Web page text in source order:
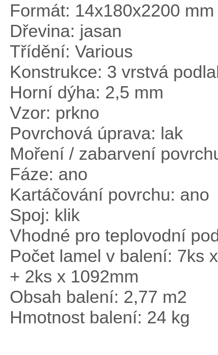
Formát: 14x180x2200 mm
Dřevina: jasan
Třídění: Various
Konstrukce: 3 vrstvá
Horní dýha: 2,5 mm
Vzor: prkno
Povrchová úprava: lak
Moření / zabarvení
Fáze: ano
Kartáčování povrchu: ano
Spoj: klik
Vhodné pro teplovodní
Počet lamel v balení: 7ks
+ 2ks x 1092mm
Obsah balení: 2,77 m2
Hmotnost balení: 24 kg